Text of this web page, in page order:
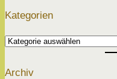
Kategorien
Kategorien
Archiv